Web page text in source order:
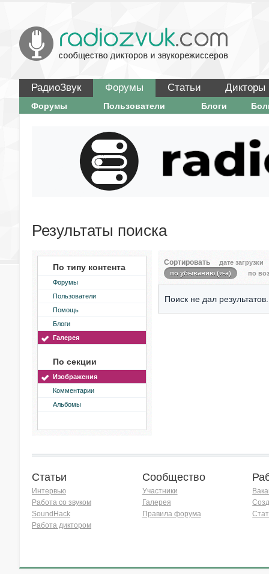
РадиоЗвук Форумы Статьи Дикторы
Форумы Пользователи Блоги
Результаты поиска
По типу контента
Форумы
Пользователи
Помощь
Блоги
Галерея
По секции
Изображения
Комментарии
Альбомы
Сортировать
дате загрузки
по убыванию (я-а)
по
Поиск не дал результатов.
Статьи
Интервью
Работа со звуком
SoundHack
Работа диктором
Сообщество
Участники
Галерея
Правила форума